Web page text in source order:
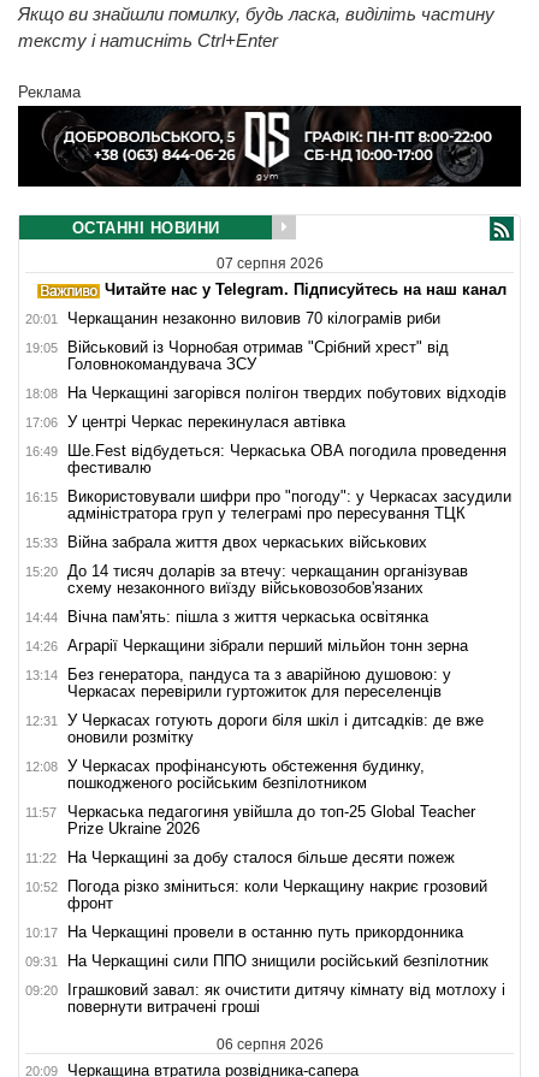
Якщо ви знайшли помилку, будь ласка, виділіть частину
тексту і натисніть Ctrl+Enter
Реклама
ОСТАННІ НОВИНИ
07 серпня 2026
Читайте нас у Telegram. Підписуйтесь на наш канал
20:01 Черкащанин незаконно виловив 70 кілограмів риби
19:05
Військовий із Чорнобая отримав "Срібний хрест" від
Головнокомандувача ЗСУ
18:08 На Черкащині загорівся полігон твердих побутових відходів
17:06 У центрі Черкас перекинулася автівка
16:49
Ше.Fest відбудеться: Черкаська ОВА погодила проведення
фестивалю
16:15
Використовували шифри про "погоду": у Черкасах засудили
адміністратора груп у телеграмі про пересування ТЦК
15:33 Війна забрала життя двох черкаських військових
15:20
До 14 тисяч доларів за втечу: черкащанин організував
схему незаконного виїзду військовозобов'язаних
14:44 Вічна пам'ять: пішла з життя черкаська освітянка
14:26 Аграрії Черкащини зібрали перший мільйон тонн зерна
13:14
Без генератора, пандуса та з аварійною душовою: у
Черкасах перевірили гуртожиток для переселенців
12:31
У Черкасах готують дороги біля шкіл і дитсадків: де вже
оновили розмітку
12:08
У Черкасах профінансують обстеження будинку,
пошкодженого російським безпілотником
11:57
Черкаська педагогиня увійшла до топ-25 Global Teacher
Prize Ukraine 2026
11:22 На Черкащині за добу сталося більше десяти пожеж
10:52
Погода різко зміниться: коли Черкащину накриє грозовий
фронт
10:17 На Черкащині провели в останню путь прикордонника
09:31 На Черкащині сили ППО знищили російський безпілотник
09:20
Іграшковий завал: як очистити дитячу кімнату від мотлоху і
повернути витрачені гроші
06 серпня 2026
20:09 Черкащина втратила розвідника-сапера